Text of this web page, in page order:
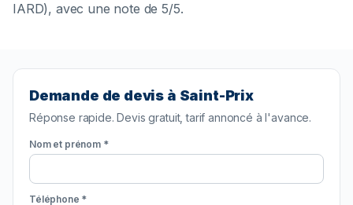
IARD), avec une note de 5/5.
Demande de devis à Saint-Prix
Réponse rapide. Devis gratuit, tarif annoncé à l'avance.
Nom et prénom *
Téléphone *